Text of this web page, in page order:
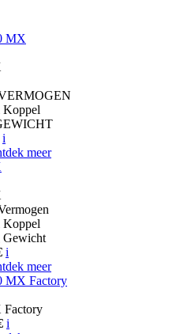
MX
Koppel
i
meer
Koppel
Gewicht
i
meer
MX Factory
Factory
i